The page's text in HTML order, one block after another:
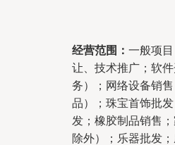
经营范围： 一般项
让、技术推广；软
务）；网络设备销
品）；珠宝首饰批
发；橡胶制品销售
除外）；乐器批发